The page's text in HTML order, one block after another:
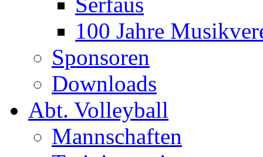
100 Jahre
Sponsoren
Downloads
Abt. Volleyball
Mannschaften